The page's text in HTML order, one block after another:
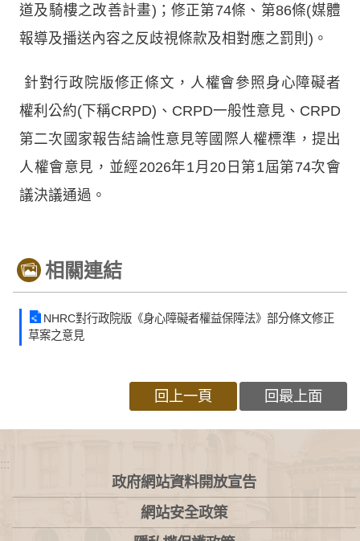
道及騎樓之改善計畫)；修正第74條、第86條(媒體
報導及播送內容之反歧視條款及相對應之罰則)。
針對行政院版修正條文，人權會參照身心障礙者
權利公約(下稱CRPD)、CRPD一般性意見、CRPD
第二次國家報告結論性意見等國際人權標準，提出
人權會意見，並經2026年1月20日第1屆第74次會
議決議通過。
相關連結
NHRC對行政院版《身心障礙者權益保障法》部分條文修正
草案之意見
回上一頁 回最上面
:::
政府網站資料開放宣告
網站安全政策